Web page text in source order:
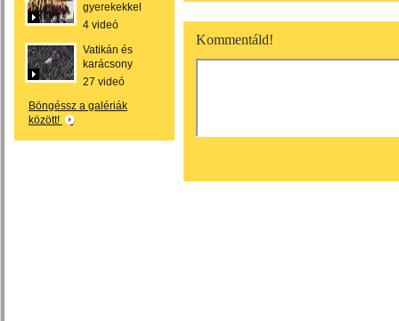
gyerekekkel
4 videó
Vatikán és
karácsony
27 videó
Böngéssz a galériák
között!
Kommentáld!